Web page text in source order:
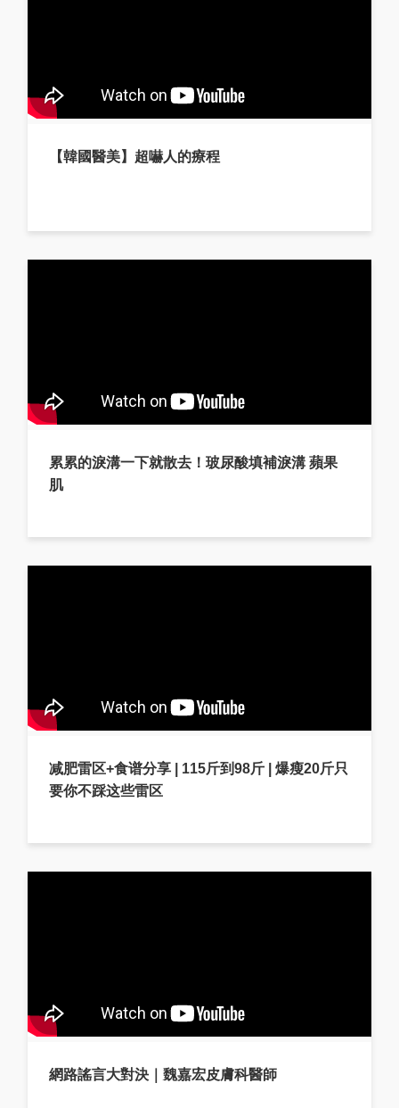
【韓國醫美】超嚇人的療程
累累的淚溝一下就散去！玻尿酸填補淚溝 蘋果
肌
减肥雷区+食谱分享 | 115斤到98斤 | 爆瘦20斤只
要你不踩这些雷区
網路謠言大對決｜魏嘉宏皮膚科醫師